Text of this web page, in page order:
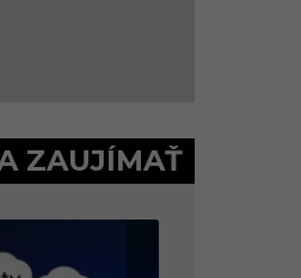
ZAUJÍMAŤ